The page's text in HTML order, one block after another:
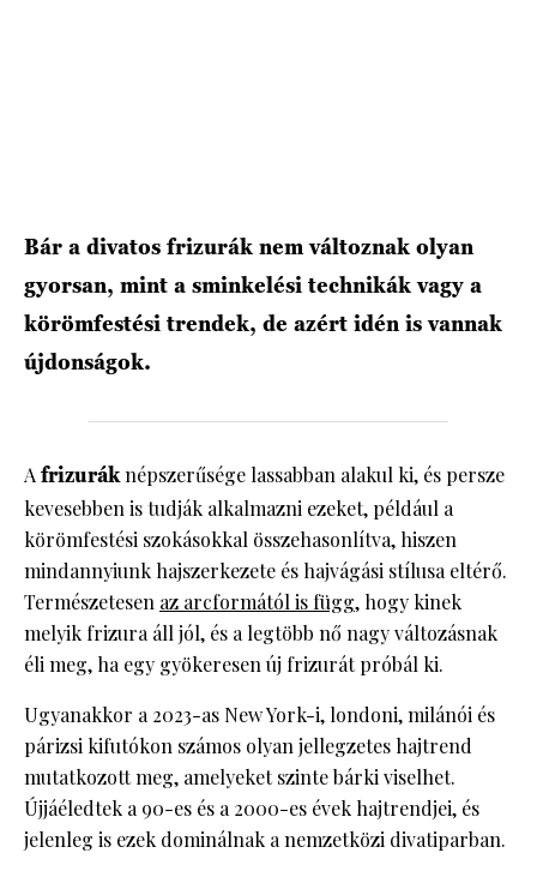
Bár a divatos frizurák nem változnak olyan
gyorsan, mint a sminkelési technikák vagy a
körömfestési trendek, de azért idén is vannak
újdonságok.
A frizuráknépszerűsége lassabban alakul ki, és persze
kevesebben is tudják alkalmazni ezeket, például a
körömfestési szokásokkal összehasonlítva, hiszen
mindannyiunk hajszerkezete és hajvágási stílusa eltérő.
Természetesen az arcformától is függ, hogy kinek
melyik frizura áll jól, és a legtöbb nő nagy változásnak
éli meg, ha egy gyökeresen új frizurát próbál ki.
Ugyanakkor a 2023-as New York-i, londoni, milánói és
párizsi kifutókon számos olyan jellegzetes hajtrend
mutatkozott meg, amelyeket szinte bárki viselhet.
Újjáéledtek a 90-es és a 2000-es évek hajtrendjei, és
jelenleg is ezek dominálnak a nemzetközi divatiparban.